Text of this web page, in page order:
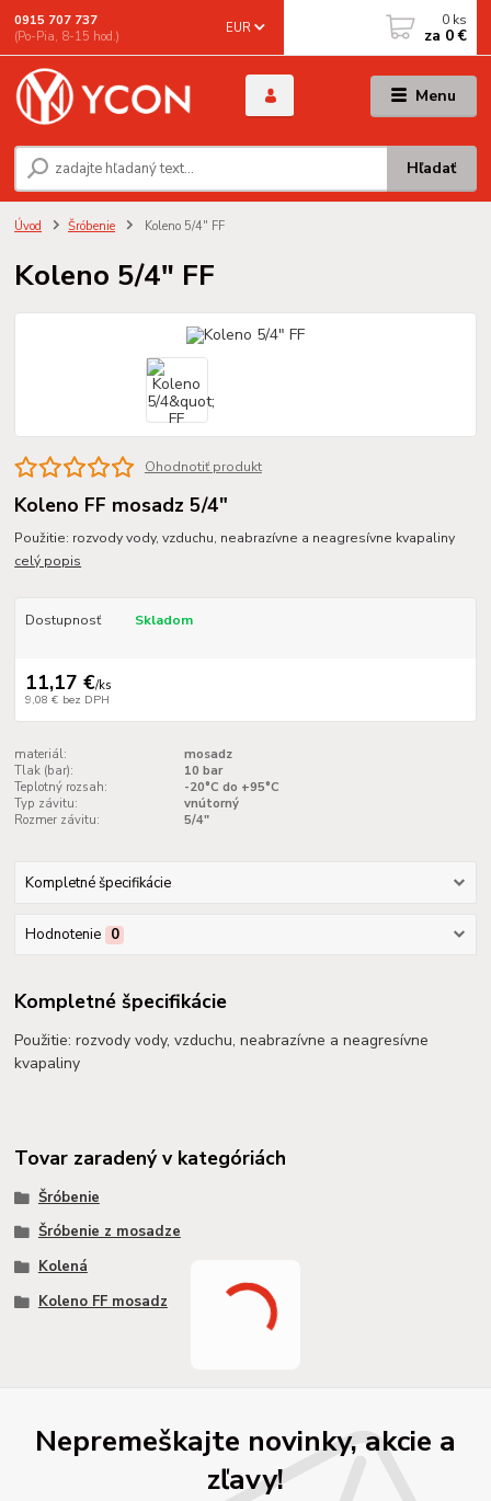
Menu
EUR
Hľadať
0915 707 737
(Po-Pia, 8-15 hod.)
0 ks
za 0 €
Úvod Šróbenie Koleno 5/4" FF
Koleno 5/4" FF
Ohodnotiť produkt
Koleno FF mosadz 5/4"
Použitie: rozvody vody, vzduchu, neabrazívne a neagresívne kvapaliny
celý popis
Dostupnosť Skladom
11,17 €/ks
9,08 € bez DPH
materiál:
mosadz
Tlak (bar):
10 bar
Teplotný rozsah:
-20°C do +95°C
Typ závitu:
vnútorný
Rozmer závitu:
5/4"
Kompletné špecifikácie
Hodnotenie 0
Kompletné špecifikácie
Použitie: rozvody vody, vzduchu, neabrazívne a neagresívne
kvapaliny
Tovar zaradený v kategóriách
Šróbenie
Šróbenie z mosadze
Kolená
Koleno FF mosadz
Nepremeškajte novinky, akcie a
zľavy!